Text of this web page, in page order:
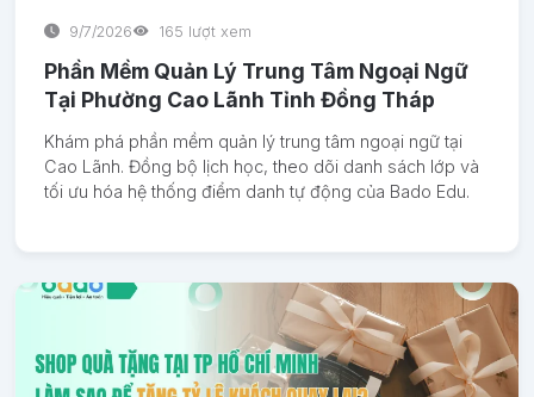
9/7/2026 165 lượt xem
Phần Mềm Quản Lý Trung Tâm Ngoại Ngữ
Tại Phường Cao Lãnh Tỉnh Đồng Tháp
Khám phá phần mềm quản lý trung tâm ngoại ngữ tại
Cao Lãnh. Đồng bộ lịch học, theo dõi danh sách lớp và
tối ưu hóa hệ thống điểm danh tự động của Bado Edu.